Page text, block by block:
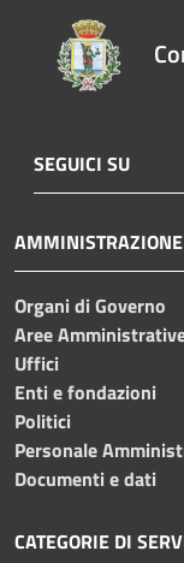
SEGUICI SU
AMMINISTRAZIONE
Organi di Governo
Aree
Uffici
Enti e fondazioni
Politici
Personale
Documenti e dati
CATEGORIE DI